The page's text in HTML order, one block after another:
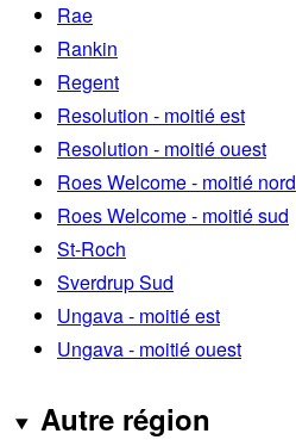
Rae
Rankin
Regent
Resolution - moitié est
Resolution - moitié ouest
Roes Welcome - moitié nord
Roes Welcome - moitié sud
St-Roch
Sverdrup Sud
Ungava - moitié est
Ungava - moitié ouest
Autre région